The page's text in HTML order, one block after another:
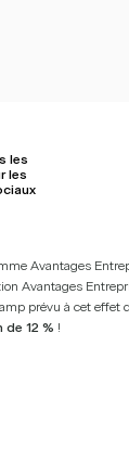
les
les
Avantages
Avantages
prévu à cet effet
de 12 % !